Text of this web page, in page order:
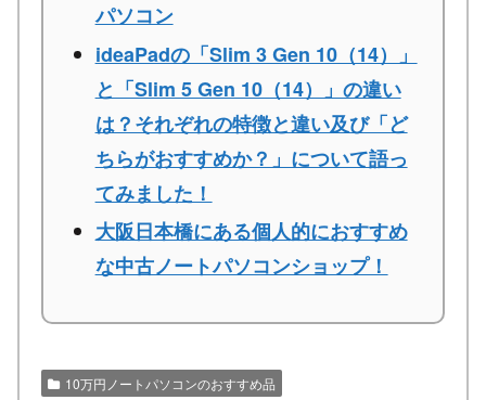
パソコン
ideaPadの「Slim 3 Gen 10（14）」
と「Slim 5 Gen 10（14）」の違い
は？それぞれの特徴と違い及び「ど
ちらがおすすめか？」について語っ
てみました！
大阪日本橋にある個人的におすすめ
な中古ノートパソコンショップ！
10万円ノートパソコンのおすすめ品